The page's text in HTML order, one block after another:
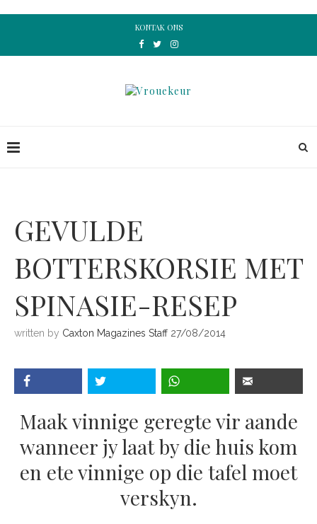
KONTAK ONS
GEVULDE
BOTTERSKORSIE MET
SPINASIE-RESEP
written by Caxton Magazines Staff 27/08/2014
Maak vinnige geregte vir aande
wanneer jy laat by die huis kom
en ete vinnige op die tafel moet
verskyn.